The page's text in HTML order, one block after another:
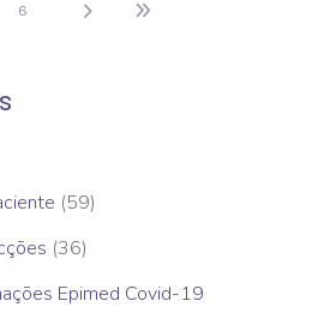
6
(59)
(36)
Epimed Covid-19